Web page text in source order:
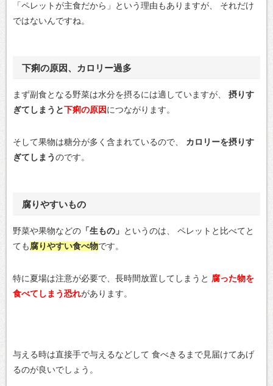
「ペレットが主食だから」という理由もありますが、
それだけ
ではないんですね。
下痢の原因、カロリー過多
まず副食となる野菜は水分を摂るには適していますが、
摂りす
ぎてしまうと下痢の原因につながります。
そして果物は糖分が多く含まれているので、
カロリーを摂りす
ぎてしまうのです。
腐りやすいもの
野菜や果物などの 「生もの」 というのは、
ペレットと比べてと
ても腐りやすい食べ物です。
特に夏場は注意が必要で、長時間放置してしまうと 腐った物を
食べてしまう恐れがあります。
与える時は直接手で与えるなどして 食べきるまで見届けてあげ
るのが良いでしょう。